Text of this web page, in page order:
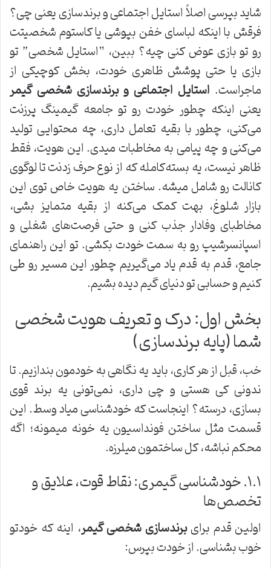
شاید بپرسی اصلاً استایل اجتماعی و برندسازی یعنی چی؟
فرقش با اینکه لباسای خفن بپوشی یا کاستوم شخصیتت
رو تو بازی عوض کنی چیه؟ ببین، “استایل شخصی” تو
بازی یا حتی پوشش ظاهری خودت، بخش کوچیکی از
ماجراست. استایل اجتماعی و برندسازی شخصی گیمر
یعنی اینکه چطور خودت رو تو جامعه گیمینگ پرزنت
می‌کنی، چطور با بقیه تعامل داری، چه محتوایی تولید
می‌کنی و چه پیامی به مخاطبات میدی. این هویت، فقط
ظاهر نیست، یه بسته‌کامله که از نوع حرف زدنت تا لوگوی
کانالت رو شامل میشه. ساختن یه هویت خاص توی این
بازار شلوغ، بهت کمک می‌کنه از بقیه متمایز بشی،
مخاطبای وفادار جذب کنی و حتی فرصت‌های شغلی و
اسپانسرشیپ رو به سمت خودت بکشی. تو این راهنمای
جامع، قدم به قدم یاد می‌گیریم چطور این مسیر رو طی
کنیم و حسابی تو دنیای گیم دیده بشیم.
بخش اول: درک و تعریف هویت شخصی
شما (پایه برندسازی)
خب، قبل از هر کاری، باید یه نگاهی به خودمون بندازیم. تا
ندونی کی هستی و چی داری، نمی‌تونی یه برند قوی
بسازی، درسته؟ اینجاست که خودشناسی میاد وسط. این
قسمت مثل ساختن فونداسیون یه خونه میمونه؛ اگه
محکم نباشه، کل ساختمون میلرزه.
۱.۱. خودشناسی گیمری: نقاط قوت، علایق و
تخصص‌ها
اولین قدم برایبرندسازی شخصی گیمر، اینه که خودتو
خوب بشناسی. از خودت بپرس: